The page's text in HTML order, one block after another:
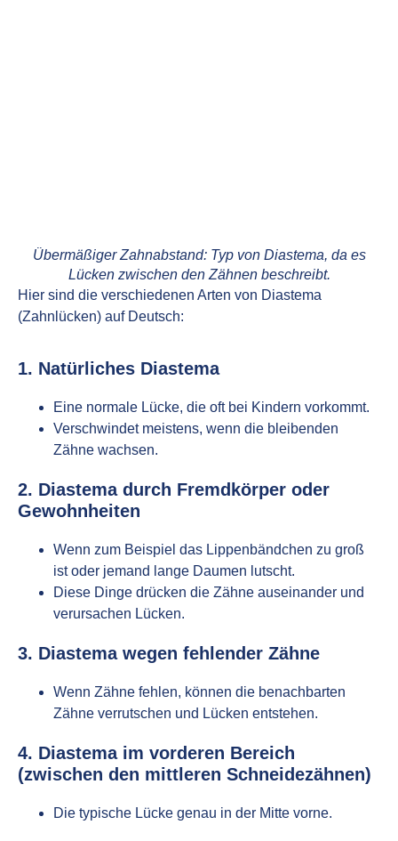
Übermäßiger Zahnabstand: Typ von Diastema, da es
Lücken zwischen den Zähnen beschreibt.
Hier sind die verschiedenen Arten von Diastema
(Zahnlücken) auf Deutsch:
1. Natürliches Diastema
Eine normale Lücke, die oft bei Kindern vorkommt.
Verschwindet meistens, wenn die bleibenden
Zähne wachsen.
2. Diastema durch Fremdkörper oder
Gewohnheiten
Wenn zum Beispiel das Lippenbändchen zu groß
ist oder jemand lange Daumen lutscht.
Diese Dinge drücken die Zähne auseinander und
verursachen Lücken.
3. Diastema wegen fehlender Zähne
Wenn Zähne fehlen, können die benachbarten
Zähne verrutschen und Lücken entstehen.
4. Diastema im vorderen Bereich
(zwischen den mittleren Schneidezähnen)
Die typische Lücke genau in der Mitte vorne.